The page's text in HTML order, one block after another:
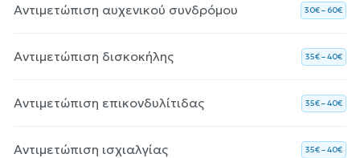
Αντιμετώπιση αυχενικού συνδρόμου 30€ – 60€
Αντιμετώπιση δισκοκήλης 35€ – 40€
Αντιμετώπιση επικονδυλίτιδας 35€ – 40€
Αντιμετώπιση ισχιαλγίας 35€ – 40€